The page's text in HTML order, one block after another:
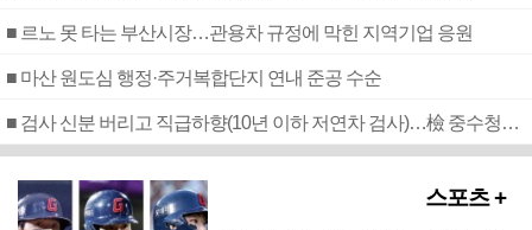
■ 르노 못 타는 부산시장…관용차 규정에 막힌 지역기업 응원
■ 마산 원도심 행정·주거복합단지 연내 준공 수순
■ 검사 신분 버리고 직급하향(10년 이하 저연차 검사)…檢 중수청행 기피
스포츠 +